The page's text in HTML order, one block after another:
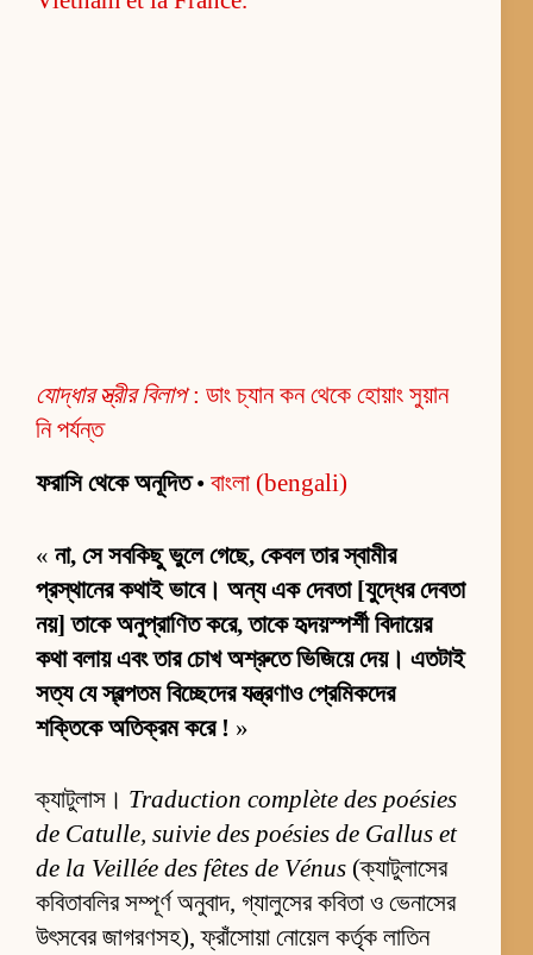
যোদ্ধার স্ত্রীর বিলাপ: ডাং চ্যান কন থেকে হোয়াং সুয়ান
নি পর্যন্ত
ফরাসি থেকে অনূদিত• বাংলা (bengali)
« না, সে সবকিছু ভুলে গেছে, কেবল তার স্বামীর
প্রস্থানের কথাই ভাবে। অন্য এক দেবতা [যুদ্ধের দেবতা
নয়] তাকে অনুপ্রাণিত করে, তাকে হৃদয়স্পর্শী বিদায়ের
কথা বলায় এবং তার চোখ অশ্রুতে ভিজিয়ে দেয়। এতটাই
সত্য যে স্বল্পতম বিচ্ছেদের যন্ত্রণাও প্রেমিকদের
শক্তিকে অতিক্রম করে ! »
ক্যাটুলাস। Traduction complète des poésies
de Catulle, suivie des poésies de Gallus et
de la Veillée des fêtes de Vénus (ক্যাটুলাসের
কবিতাবলির সম্পূর্ণ অনুবাদ, গ্যালুসের কবিতা ও ভেনাসের
উৎসবের জাগরণসহ), ফ্রাঁসোয়া নোয়েল কর্তৃক লাতিন